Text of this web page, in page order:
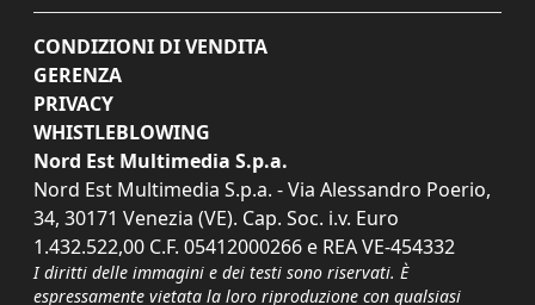
CONDIZIONI DI VENDITA
GERENZA
PRIVACY
WHISTLEBLOWING
Nord Est Multimedia S.p.a.
Nord Est Multimedia S.p.a. - Via Alessandro Poerio,
34, 30171 Venezia (VE). Cap. Soc. i.v. Euro
1.432.522,00 C.F. 05412000266 e REA VE-454332
I diritti delle immagini e dei testi sono riservati. È
espressamente vietata la loro riproduzione con qualsiasi